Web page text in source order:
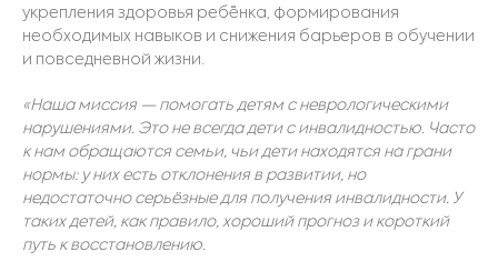
укрепления здоровья ребёнка, формирования
необходимых навыков и снижения барьеров в обучении
и повседневной жизни.
«Наша миссия — помогать детям с неврологическими
нарушениями. Это не всегда дети с инвалидностью. Часто
к нам обращаются семьи, чьи дети находятся на грани
нормы: у них есть отклонения в развитии, но
недостаточно серьёзные для получения инвалидности. У
таких детей, как правило, хороший прогноз и короткий
путь к восстановлению.